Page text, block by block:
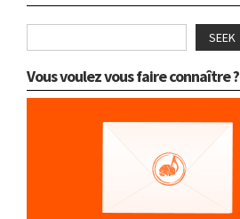
SEEK
Vous voulez vous faire connaître ?